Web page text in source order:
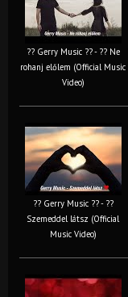
?? Gerry Music ?? - ?? Ne
rohanj előlem (Official Music
Video)
?? Gerry Music ?? - ??
Szemeddel látsz (Official
Music Video)